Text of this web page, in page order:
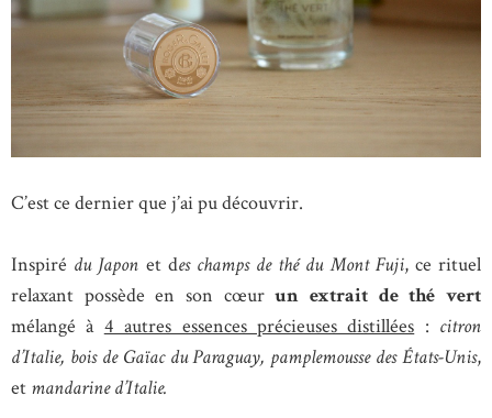
C’est ce dernier que j’ai pu découvrir.
Inspiré du Japon et des champs de thé du Mont Fuji, ce rituel
relaxant possède en son cœurun extrait de thé vert
mélangé à 4 autres essences précieuses distillées : citron
d’Italie, bois de Gaïac du Paraguay, pamplemousse des États-Unis,
et mandarine d’Italie.